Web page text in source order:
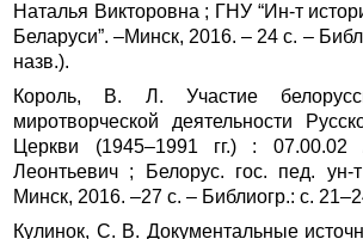
Наталья Викторовна ; ГНУ “Ин-т
Беларуси”. –Минск, 2016. – 24 с. –
назв.).
Король, В. Л. Участие
миротворческой деятельности
Церкви (1945–1991 гг.) :
Леонтьевич ; Белорус. гос. пед.
Минск, 2016. –27 с. – Библиогр.: с.
Кулинок, С. В. Документальные